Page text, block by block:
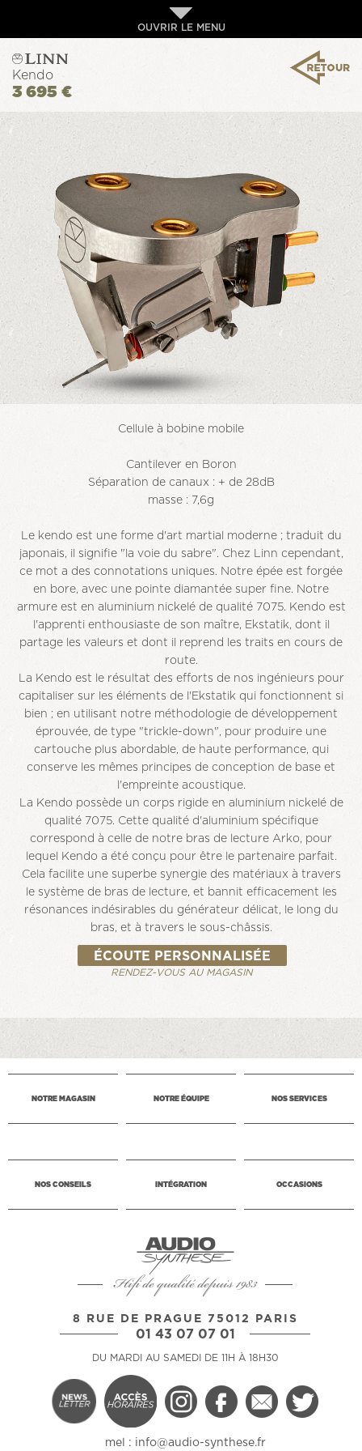
OUVRIR LE MENU
Kendo
3 695 €
Cellule à bobine mobile
Cantilever en Boron
Séparation de canaux : + de 28dB
masse : 7,6g
Le kendo est une forme d'art martial moderne ; traduit du
japonais, il signifie "la voie du sabre". Chez Linn cependant,
ce mot a des connotations uniques. Notre épée est forgée
en bore, avec une pointe diamantée super fine. Notre
armure est en aluminium nickelé de qualité 7075. Kendo est
l'apprenti enthousiaste de son maître, Ekstatik, dont il
partage les valeurs et dont il reprend les traits en cours de
route.
La Kendo est le résultat des efforts de nos ingénieurs pour
capitaliser sur les éléments de l'Ekstatik qui fonctionnent si
bien ; en utilisant notre méthodologie de développement
éprouvée, de type "trickle-down", pour produire une
cartouche plus abordable, de haute performance, qui
conserve les mêmes principes de conception de base et
l'empreinte acoustique.
La Kendo possède un corps rigide en aluminium nickelé de
qualité 7075. Cette qualité d'aluminium spécifique
correspond à celle de notre bras de lecture Arko, pour
lequel Kendo a été conçu pour être le partenaire parfait.
Cela facilite une superbe synergie des matériaux à travers
le système de bras de lecture, et bannit efficacement les
résonances indésirables du générateur délicat, le long du
bras, et à travers le sous-châssis.
ÉCOUTE PERSONNALISÉE
RENDEZ-VOUS AU MAGASIN
NOTRE MAGASIN NOTRE ÉQUIPE NOS SERVICES
NOS CONSEILS INTÉGRATION OCCASIONS
Hifi de qualité depuis 1983
8 RUE DE PRAGUE 75012 PARIS
01 43 07 07 01
DU MARDI AU SAMEDI DE 11H À 18H30
mel : info@audio-synthese.fr